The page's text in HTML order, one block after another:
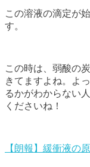
この溶液の滴定が
す。
この時は、弱酸の
きてますよね。よ
るかがわからない
くださいね！
【朗報】緩衝液の